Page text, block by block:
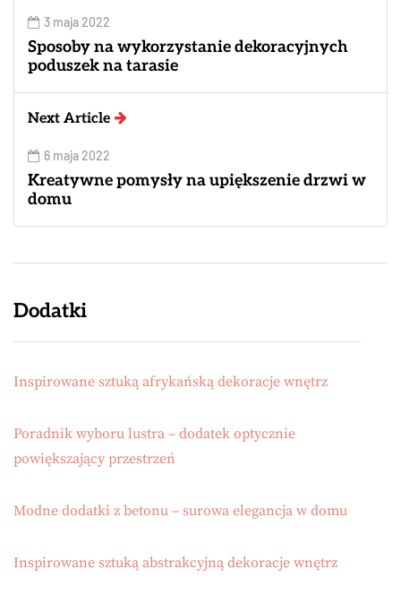
3 maja 2022
Sposoby na wykorzystanie dekoracyjnych
poduszek na tarasie
Next Article
6 maja 2022
Kreatywne pomysły na upiększenie drzwi w
domu
Dodatki
Inspirowane sztuką afrykańską dekoracje wnętrz
Poradnik wyboru lustra – dodatek optycznie
powiększający przestrzeń
Modne dodatki z betonu – surowa elegancja w domu
Inspirowane sztuką abstrakcyjną dekoracje wnętrz